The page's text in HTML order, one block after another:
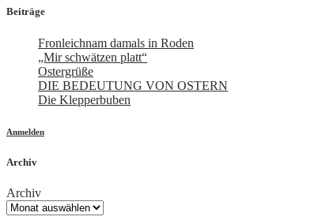
Beiträge
Fronleichnam damals in Roden
„Mir schwätzen platt“
Ostergrüße
DIE BEDEUTUNG VON OSTERN
Die Klepperbuben
Anmelden
Archiv
Archiv